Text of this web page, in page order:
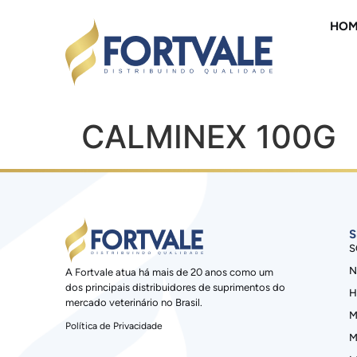
CALMINEX 100G
A Fortvale atua há mais de 20 anos como um
dos principais distribuidores de suprimentos do
mercado veterinário no Brasil.
Política de Privacidade